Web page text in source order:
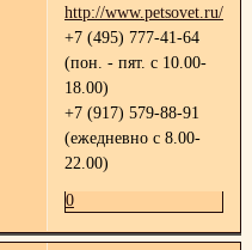
http://www.petsovet.ru/
+7 (495) 777-41-64
(пон. - пят. с 10.00-
18.00)
+7 (917) 579-88-91
(ежедневно с 8.00-
22.00)
0